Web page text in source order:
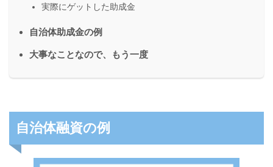
実際にゲットした助成金
自治体助成金の例
大事なことなので、もう一度
自治体融資の例